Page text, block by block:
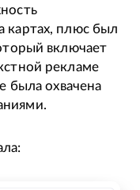
картах, плюс был
включает
рекламе
была охвачена